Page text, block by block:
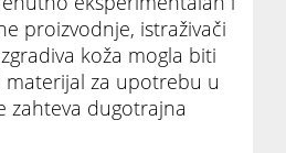
proizvodnje, istraživači
koža mogla biti
za upotrebu u
zahteva dugotrajna